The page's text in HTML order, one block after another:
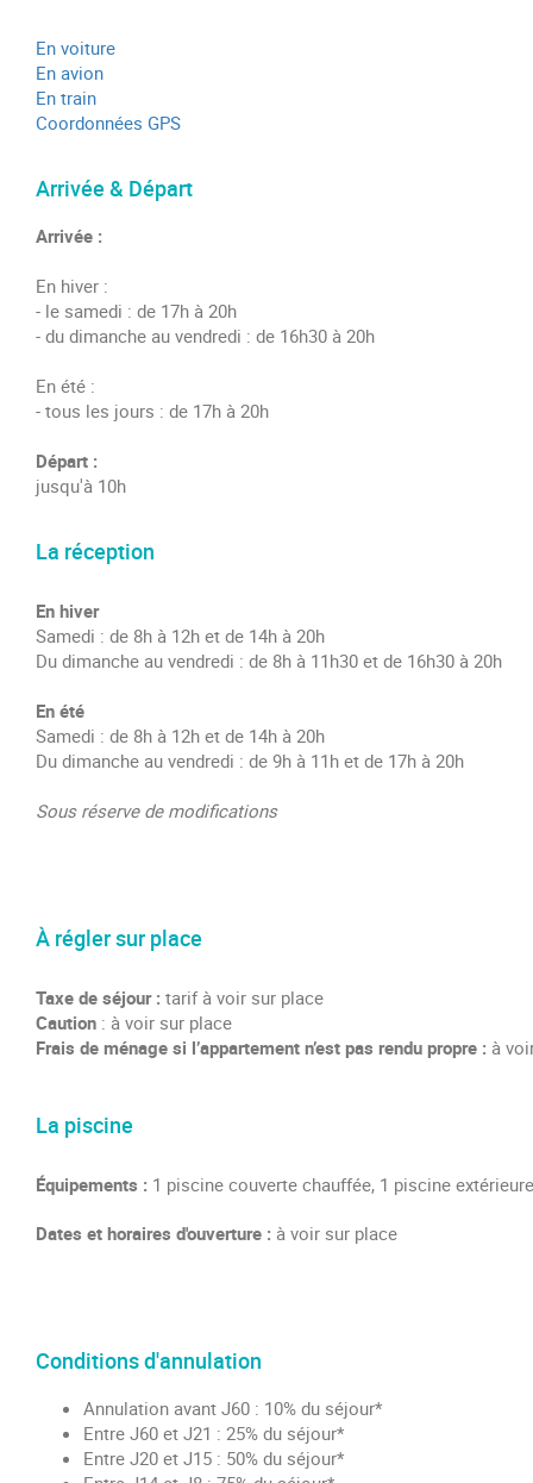
En voiture
En avion
En train
Coordonnées GPS
Arrivée & Départ
Arrivée :
En hiver :
- le samedi : de 17h à 20h
- du dimanche au vendredi : de 16h30 à 20h
En été :
- tous les jours : de 17h à 20h
Départ :
jusqu'à 10h
La réception
En hiver
Samedi : de 8h à 12h et de 14h à 20h
Du dimanche au vendredi : de 8h à 11h30 et de 16h30 à 20h
En été
Samedi : de 8h à 12h et de 14h à 20h
Du dimanche au vendredi : de 9h à 11h et de 17h à 20h
Sous réserve de modifications
À régler sur place
Taxe de séjour : tarif à voir sur place
Caution : à voir sur place
Frais de ménage si l’appartement n’est pas rendu propre : à
La piscine
Équipements : 1 piscine couverte chauffée, 1 piscine
Dates et horaires d'ouverture : à voir sur place
Conditions d'annulation
Annulation avant J60 : 10% du séjour*
Entre J60 et J21 : 25% du séjour*
Entre J20 et J15 : 50% du séjour*